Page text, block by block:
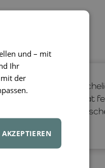
Plüsch
ist ein
, hat
Ein liebevolles
suchen.
und – mit
Ihr
mit der
AKZEPTIEREN